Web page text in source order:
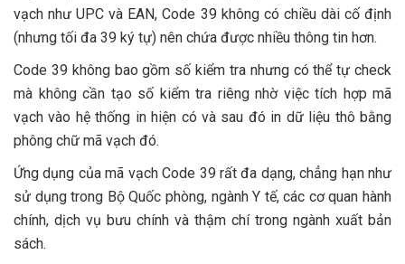
vạch như UPC và EAN, Code 39 không có chiều dài cố định
(nhưng tối đa 39 ký tự) nên chứa được nhiều thông tin hơn.
Code 39 không bao gồm số kiểm tra nhưng có thể tự check
mà không cần tạo số kiểm tra riêng nhờ việc tích hợp mã
vạch vào hệ thống in hiện có và sau đó in dữ liệu thô bằng
phông chữ mã vạch đó.
Ứng dụng của mã vạch Code 39 rất đa dạng, chẳng hạn như
sử dụng trong Bộ Quốc phòng, ngành Y tế, các cơ quan hành
chính, dịch vụ bưu chính và thậm chí trong ngành xuất bản
sách.